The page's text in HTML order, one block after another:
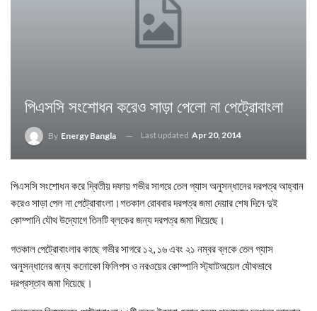
পিএসসি সংশোধন করেও সাড়া পেলো না পেট্রোবাংলা
By Energy Bangla Last updated Apr 20, 2014
পিএসসি সংশোধন করে দ্বিতীয় দফায় গভীর সাগরে তেল গ্যাস অনুসন্ধানের দরপত্র আহ্বান
করেও সাড়া পেল না পেট্রোবাংলা।গতকাল রোববার দরপত্র জমা দেয়ার শেষ দিনে দুই
কোম্পানি যৌথ উদ্যোগে তিনটি ব্লকের জন্য দরপত্র জমা দিয়েছে।
গতকাল পেট্রোবাংলার কাছে গভীর সাগরে ১২, ১৬ এবং ২১ নম্বর ব্লকে তেল গ্যাস
অনুসন্ধানের জন্য কনোকো ফিলিপস ও নরওয়ের কোম্পানি স্ট্যাটঅয়েল যৌথভাবে
দরপ্রস্তাব জমা দিয়েছে।